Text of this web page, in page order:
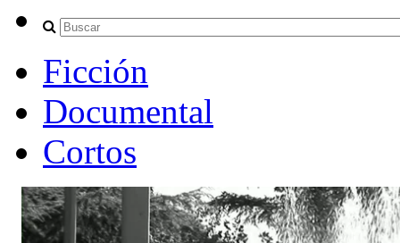
Ficción
Documental
Cortos